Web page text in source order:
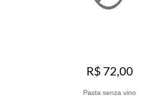
R$ 72,00
Pasta senza vino